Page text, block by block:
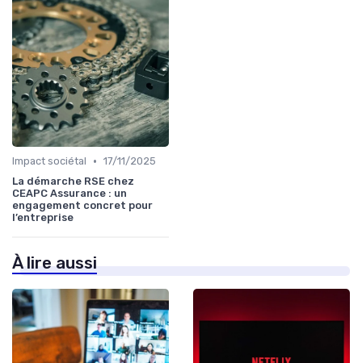
Impact sociétal • 17/11/2025
La démarche RSE chez
CEAPC Assurance : un
engagement concret pour
l’entreprise
À lire aussi